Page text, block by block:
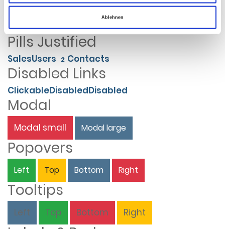
Ablehnen
Pills
Home 12 AboutDropdown
Pills Justified
SalesUsers 2 Contacts
Disabled Links
ClickableDisabledDisabled
Modal
Modal small Modal large
Popovers
Left Top Bottom Right
Tooltips
Left Top Bottom Right